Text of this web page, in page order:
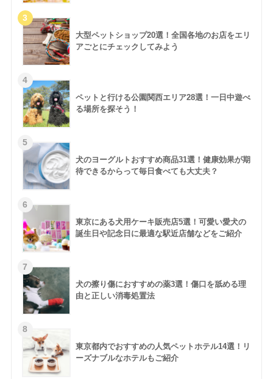
大型ペットショップ20選！全国各地のお店をエリ
アごとにチェックしてみよう
ペットと行ける公園関西エリア28選！一日中遊べ
る場所を探そう！
犬のヨーグルトおすすめ商品31選！健康効果が期
待できるからって毎日食べても大丈夫？
東京にある犬用ケーキ販売店5選！可愛い愛犬の
誕生日や記念日に最適な駅近店舗などをご紹介
犬の擦り傷におすすめの薬3選！傷口を舐める理
由と正しい消毒処置法
東京都内でおすすめの人気ペットホテル14選！リ
ーズナブルなホテルもご紹介